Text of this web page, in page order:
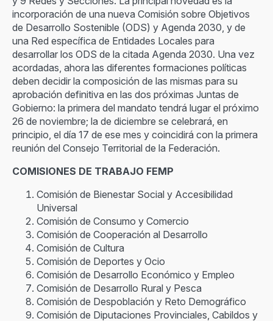
incorporación de una nueva Comisión sobre Objetivos
de Desarrollo Sostenible (ODS) y Agenda 2030, y de
una Red específica de Entidades Locales para
desarrollar los ODS de la citada Agenda 2030. Una vez
acordadas, ahora las diferentes formaciones políticas
deben decidir la composición de las mismas para su
aprobación definitiva en las dos próximas Juntas de
Gobierno: la primera del mandato tendrá lugar el próximo
26 de noviembre; la de diciembre se celebrará, en
principio, el día 17 de ese mes y coincidirá con la primera
reunión del Consejo Territorial de la Federación.
COMISIONES DE TRABAJO FEMP
Comisión de Bienestar Social y Accesibilidad
Universal
Comisión de Consumo y Comercio
Comisión de Cooperación al Desarrollo
Comisión de Cultura
Comisión de Deportes y Ocio
Comisión de Desarrollo Económico y Empleo
Comisión de Desarrollo Rural y Pesca
Comisión de Despoblación y Reto Demográfico
Comisión de Diputaciones Provinciales, Cabildos y